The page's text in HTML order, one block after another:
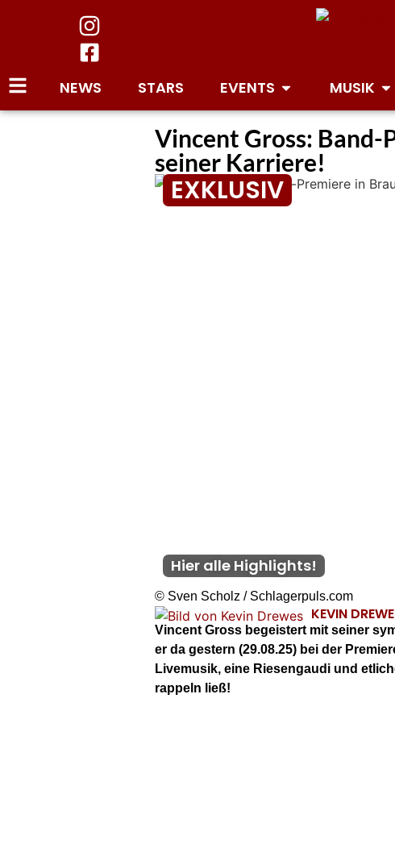
NEWS STARS EVENTS MUSIK
Vincent Gross: Band-
seiner Karriere!
EXKLUSIV
Hier alle Highlights!
© Sven Scholz / Schlagerpuls.com
KEVIN
Vincent Gross begeistert mit seiner
er da gestern (29.08.25) bei der
Livemusik, eine Riesengaudi und
rappeln ließ!